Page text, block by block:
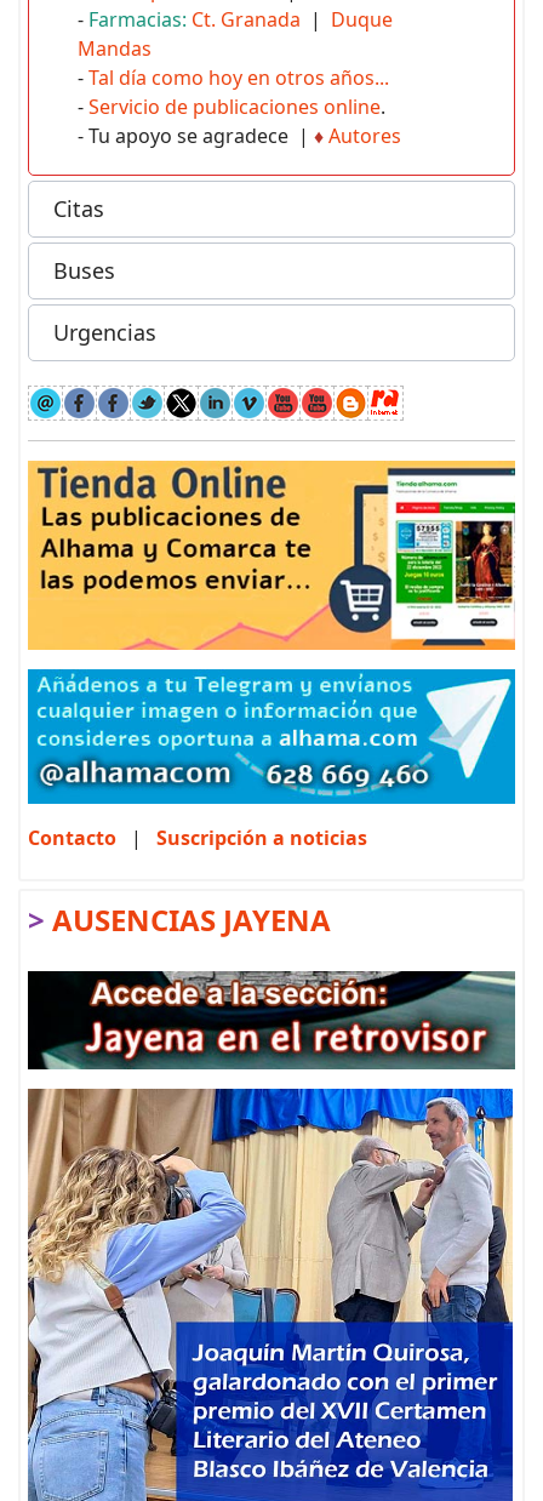
- Farmacias: Ct. Granada | Duque
Mandas
-Tal día como hoy en otros años...
-Servicio de publicaciones online.
- Tu apoyo se agradece | ♦Autores
Citas
Buses
Urgencias
Contacto | Suscripción a noticias
> AUSENCIAS JAYENA